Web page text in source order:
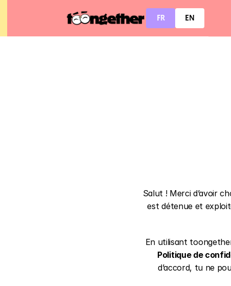
FR EN
Salut ! Merci d’avoir
est détenue et
En utilisant
Politique de
d’accord, tu ne